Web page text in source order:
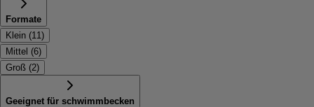
Formate
Klein (11 )
Mittel (6)
Groß (2)
Geeignet für schwimmbecken